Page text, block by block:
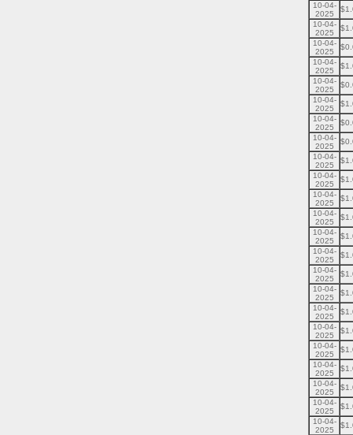
10-04-
2025
10-04-
2025
10-04-
2025
10-04-
2025
10-04-
2025
10-04-
2025
10-04-
2025
10-04-
2025
10-04-
2025
10-04-
2025
10-04-
2025
10-04-
2025
10-04-
2025
10-04-
2025
10-04-
2025
10-04-
2025
10-04-
2025
10-04-
2025
10-04-
2025
10-04-
2025
10-04-
2025
10-04-
2025
10-04-
2025